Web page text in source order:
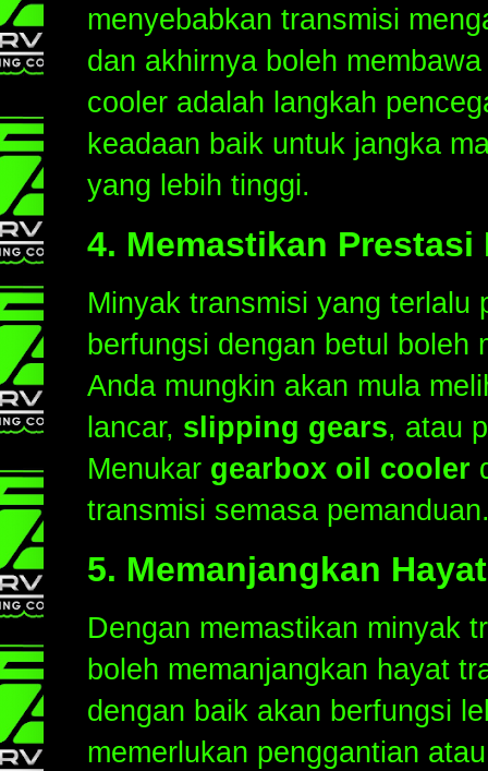
menyebabkan transmisi
dan akhirnya boleh
cooler adalah langkah
keadaan baik untuk jangka
yang lebih tinggi.
4. Memastikan
Minyak transmisi yang terlalu
berfungsi dengan betul boleh
Anda mungkin akan mula
lancar, slipping gears, atau
Menukar gearbox oil cooler
transmisi semasa
5. Memanjangkan
Dengan memastikan minyak
boleh memanjangkan hayat
dengan baik akan berfungsi
memerlukan penggantian